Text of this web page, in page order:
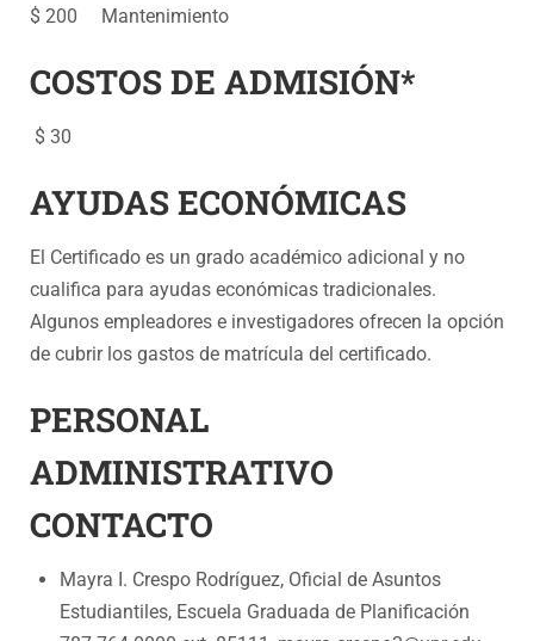
$ 200 Mantenimiento
COSTOS DE ADMISIÓN*
$ 30
AYUDAS ECONÓMICAS
El Certificado es un grado académico adicional y no
cualifica para ayudas económicas tradicionales.
Algunos empleadores e investigadores ofrecen la opción
de cubrir los gastos de matrícula del certificado.
PERSONAL
ADMINISTRATIVO
CONTACTO
Mayra I. Crespo Rodríguez, Oficial de Asuntos
Estudiantiles, Escuela Graduada de Planificación